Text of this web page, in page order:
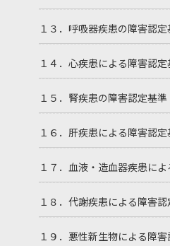
１３．呼吸器疾患の障害認
１４．心疾患による障害認
１５．腎疾患の障害認定基準
１６．肝疾患による障害認
１７．血液・造血器疾患に
１８．代謝疾患による障害
１９．悪性新生物による障